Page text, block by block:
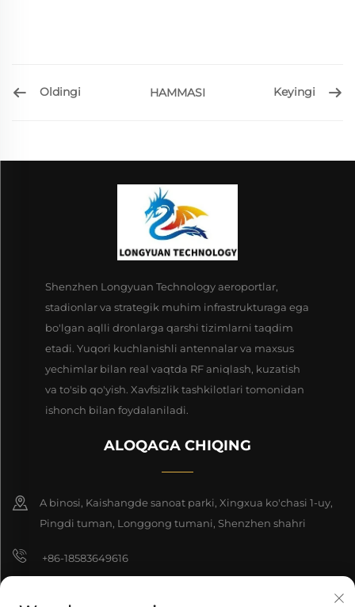
Oldingi HAMMASI Keyingi
Shenzhen Longyuan Technology aeroportlar,
stadionlar va strategik muhim infrastrukturaga ega
bo'lgan aqlli dronlarga qarshi tizimlarni taqdim
etadi. Yuqori kuchlanishli antennalar va maxsus
yechimlar bilan real vaqtda RF aniqlash, kuzatish
va to'sib qo'yish. Xavfsizlik tashkilotlari tomonidan
ishonch bilan foydalaniladi.
ALOQAGA CHIQING
A binosi, Kaishangde sanoat parki, Xingxua ko'chasi 1-uy,
Pingdi tuman, Longgong tumani, Shenzhen shahri
+86-18583649616